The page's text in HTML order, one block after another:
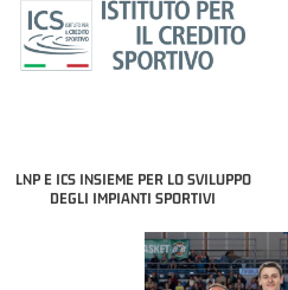
LNP E ICS INSIEME PER LO SVILUPPO
DEGLI IMPIANTI SPORTIVI